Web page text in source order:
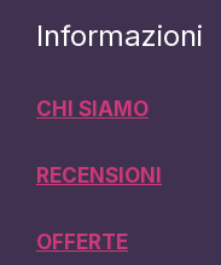
Informazioni
CHI SIAMO
RECENSIONI
OFFERTE